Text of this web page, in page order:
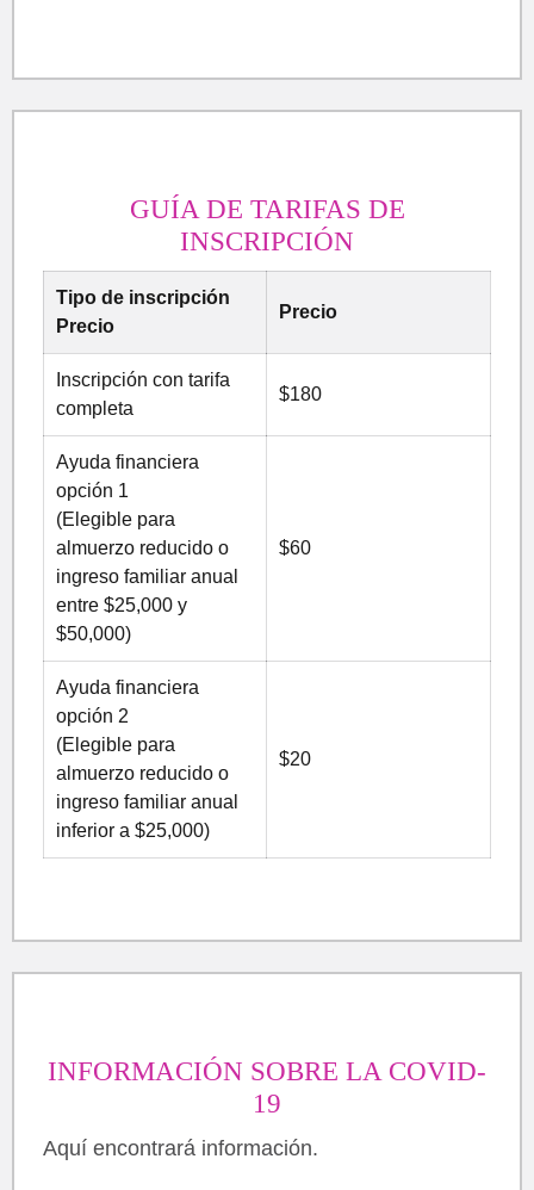
GUÍA DE TARIFAS DE
INSCRIPCIÓN
Tipo de inscripción
Precio
Precio
Inscripción con tarifa
completa
$180
Ayuda financiera
opción 1
(Elegible para
almuerzo reducido o
ingreso familiar anual
entre $25,000 y
$50,000)
$60
Ayuda financiera
opción 2
(Elegible para
almuerzo reducido o
ingreso familiar anual
inferior a $25,000)
$20
INFORMACIÓN SOBRE LA COVID-
19
Aquí encontrará información.